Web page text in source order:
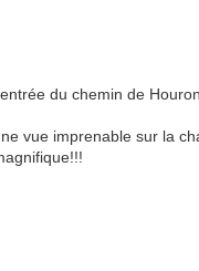
du chemin de
vue imprenable sur la